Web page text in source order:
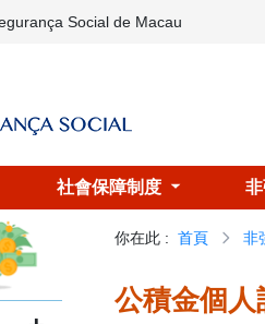
Social de Macau
社會保障制度
你在此 : 首頁 非
公積金個